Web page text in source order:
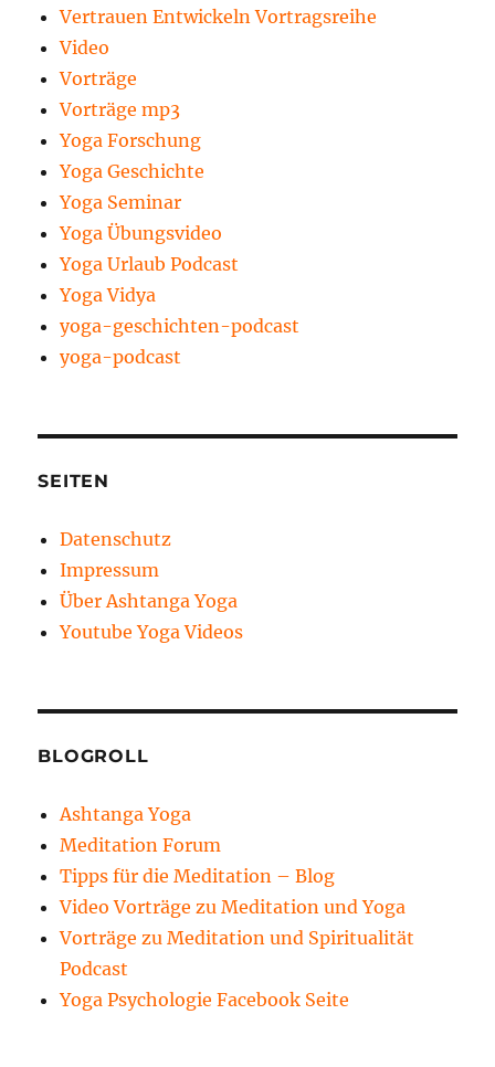
Vertrauen Entwickeln Vortragsreihe
Video
Vorträge
Vorträge mp3
Yoga Forschung
Yoga Geschichte
Yoga Seminar
Yoga Übungsvideo
Yoga Urlaub Podcast
Yoga Vidya
yoga-geschichten-podcast
yoga-podcast
SEITEN
Datenschutz
Impressum
Über Ashtanga Yoga
Youtube Yoga Videos
BLOGROLL
Ashtanga Yoga
Meditation Forum
Tipps für die Meditation – Blog
Video Vorträge zu Meditation und Yoga
Vorträge zu Meditation und Spiritualität
Podcast
Yoga Psychologie Facebook Seite